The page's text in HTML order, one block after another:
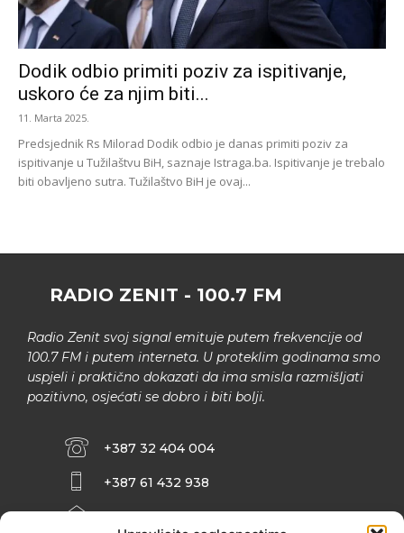
Dodik odbio primiti poziv za ispitivanje,
uskoro će za njim biti...
11. Marta 2025.
Predsjednik Rs Milorad Dodik odbio je danas primiti poziv za
ispitivanje u Tužilaštvu BiH, saznaje Istraga.ba. Ispitivanje je trebalo
biti obavljeno sutra. Tužilaštvo BiH je ovaj...
RADIO ZENIT - 100.7 FM
Radio Zenit svoj signal emituje putem frekvencije od
100.7 FM i putem interneta. U proteklim godinama smo
uspjeli i praktično dokazati da ima smisla razmišljati
pozitivno, osjećati se dobro i biti bolji.
+387 32 404 004
+387 61 432 938